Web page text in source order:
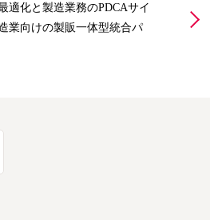
適化と製造業務のPDCAサイ
業向けの製販一体型統合パ